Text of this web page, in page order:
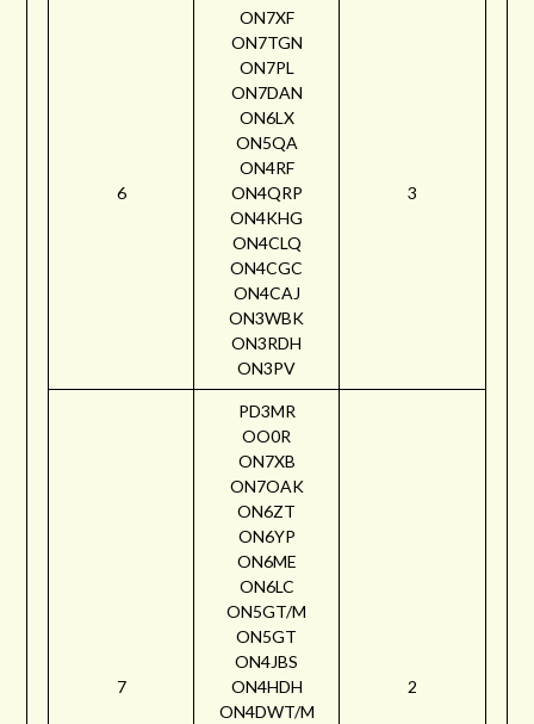
6
ON7XF
ON7TGN
ON7PL
ON7DAN
ON6LX
ON5QA
ON4RF
ON4QRP
ON4KHG
ON4CLQ
ON4CGC
ON4CAJ
ON3WBK
ON3RDH
ON3PV
3
7
PD3MR
OO0R
ON7XB
ON7OAK
ON6ZT
ON6YP
ON6ME
ON6LC
ON5GT/M
ON5GT
ON4JBS
ON4HDH
ON4DWT/M
2